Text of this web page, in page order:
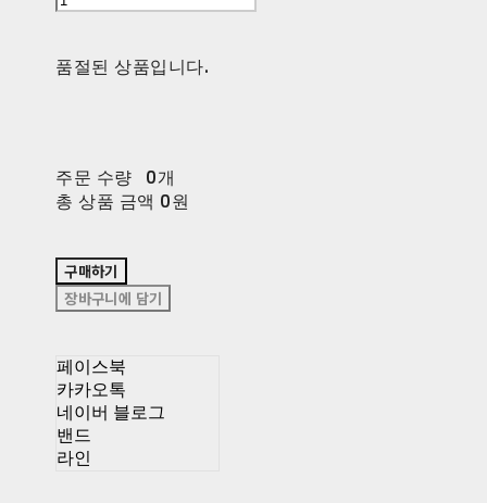
품절된 상품입니다.
주문 수량
0개
총 상품 금액 0원
구매하기
장바구니에 담기
페이스북
카카오톡
네이버 블로그
밴드
라인